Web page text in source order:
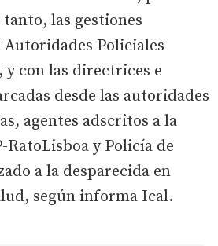
las gestiones
Policiales
y con las directrices e
desde las autoridades
agentes adscritos a la
RatoLisboa y Policía de
a la desparecida en
según informa Ical.